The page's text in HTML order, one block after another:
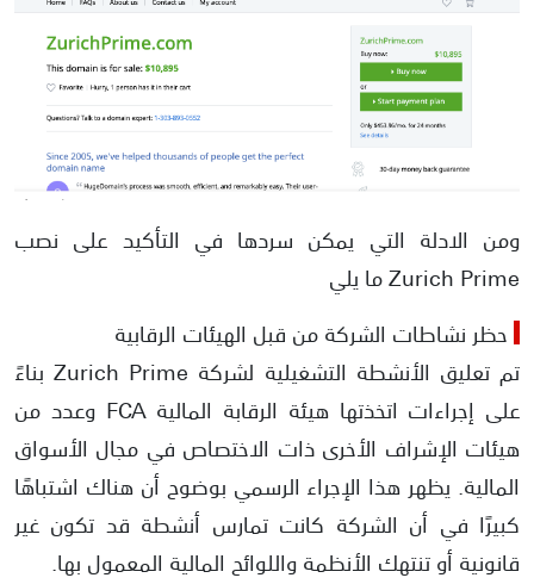
ومن الادلة التي يمكن سردها في التأكيد على نصب
Zurich Prime ما يلي
حظر نشاطات الشركة من قبل الهيئات الرقابية
تم تعليق الأنشطة التشغيلية لشركة Zurich Prime بناءً
على إجراءات اتخذتها هيئة الرقابة المالية FCA وعدد من
هيئات الإشراف الأخرى ذات الاختصاص في مجال الأسواق
المالية. يظهر هذا الإجراء الرسمي بوضوح أن هناك اشتباهًا
كبيرًا في أن الشركة كانت تمارس أنشطة قد تكون غير
قانونية أو تنتهك الأنظمة واللوائح المالية المعمول بها.